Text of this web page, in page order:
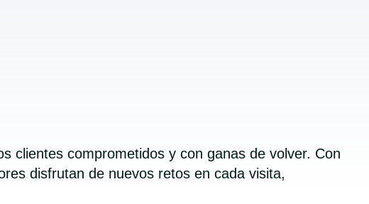
clientes comprometidos y con ganas de volver. Con
disfrutan de nuevos retos en cada visita,